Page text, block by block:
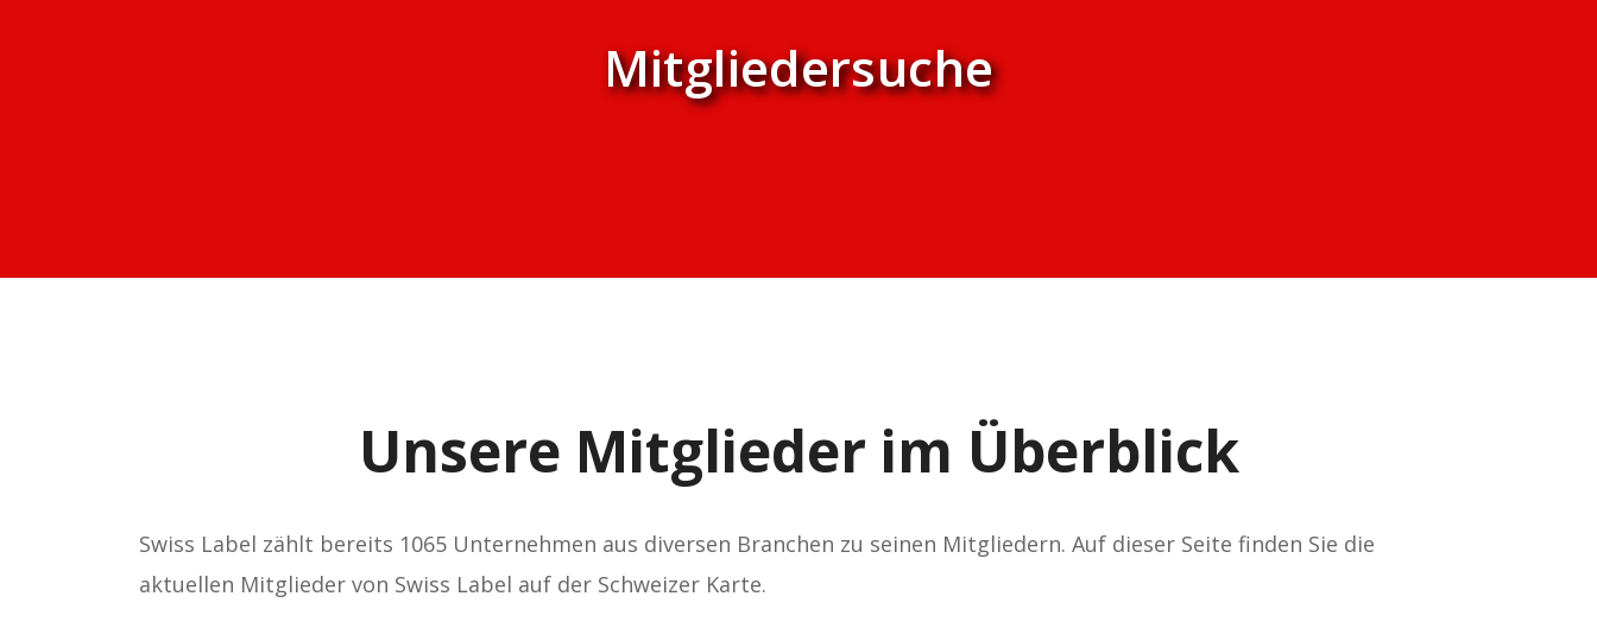
Mitgliedersuche
Unsere Mitglieder im Überblick
Swiss Label zählt bereits 1065 Unternehmen aus diversen Branchen zu seinen Mitgliedern. Auf dieser Seite finden Sie die
aktuellen Mitglieder von Swiss Label auf der Schweizer Karte.